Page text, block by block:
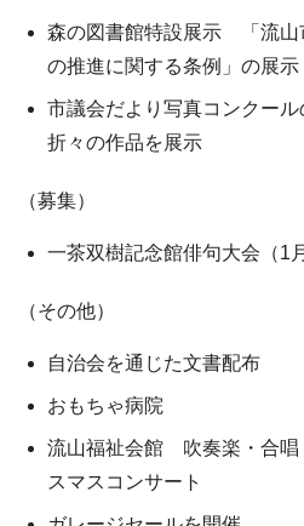
森の図書館特設展示 「流山
の推進に関する条例」の展示
市議会だより写真コンクー
折々の作品を展示
（募集）
一茶双樹記念館俳句大会（1
（その他）
自治会を通じた文書配布
おもちゃ病院
流山福祉会館 吹奏楽・合唱
スマスコンサート